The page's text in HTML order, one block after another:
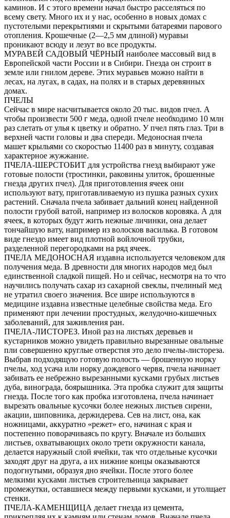
каминов. И с этого времени начал быстро расселяться по
всему свету. Много их и у нас, особенно в новых домах с
пустотелыми перекрытиями и скрытыми батареями парового
отопления. Крошечные (2—2,5 мм длиной) муравьи
проникают всюду и лезут во все продукты.
МУРАВЕЙ САДОВЫЙ ЧЁРНЫЙ наиболее массовый вид в
Европейской части России и в Сибири. Гнезда он строит в
земле или гнилом дереве. Этих муравьев можно найти в
лесах, на лугах, в садах, на полях и в старых деревянных
домах.
ПЧЕЛЫ
Сейчас в мире насчитывается около 20 тыс. видов пчел. А
чтобы произвести 500 г меда, одной пчеле необходимо 10 млн
раз слетать от улья к цветку и обратно. У пчел пять глаз. Три в
верхней части головы и два спереди. Медоносная пчела
машет крыльями со скоростью 11400 раз в минуту, создавая
характерное жужжание.
ПЧЕЛА-ШЕРСТОБИТ для устройства гнезд выбирают уже
готовые полости (тростинки, раковины улиток, брошенные
гнезда других пчел). Для приготовления ячеек они
используют вату, приготавливаемую из пушка разных сухих
растений. Сначала пчела забивает дальний конец найденной
полости грубой ватой, например из волосков коровяка. А для
ячеек, в которых будут жить нежные личинки, она делает
тончайшую вату, например из волосков василька. В готовом
виде гнездо имеет вид плотной войлочной трубки,
разделенной перегородками на ряд ячеек.
ПЧЕЛА МЕДОНОСНАЯ издавна используется человеком для
получения меда. В древности для многих народов мед был
единственной сладкой пищей. Но и сейчас, несмотря на то что
научились получать сахар из сахарной свеклы, пчелиный мед
не утратил своего значения. Все шире используются в
медицине издавна известные целебные свойства меда. Его
применяют при лечении простудных, желудочно-кишечных
заболеваний, для заживления ран.
ПЧЕЛА-ЛИСТОРЕЗ. Иной раз на листьях деревьев и
кустарников можно увидеть правильно вырезанные овальные
пли совершенно круглые отверстия это дело пчелы-листореза.
Выбрав подходящую готовую полость — брошенную норку
пчелы, ход усача или норку дождевого червя, пчела начинает
забивать ее небрежно вырезанными кусками грубых листьев
дуба, винограда, боярышника. Эта пробка служит для защиты
гнезда. После того как пробка изготовлена, пчела начинает
вырезать овальные кусочки более нежных листьев сирени,
акации, шиповника, держидерева. Сев на лист, она, как
ножницами, аккуратно «режет» его, начиная с края и
постепенно поворачиваясь по кругу. Вначале из больших
листьев, охватывающих около трети окружности канала,
делается наружный слой ячейки, так что отдельные кусочки
заходят друг на друга, а их нижние концы оказываются
подогнутыми, образуя дно ячейки. После этого более
мелкими кусками листьев строительница закрывает
промежутки, оставшиеся между первыми кусками, и утолщает
стенки.
ПЧЕЛА-КАМЕНЩИЦА делает гнезда из цемента,